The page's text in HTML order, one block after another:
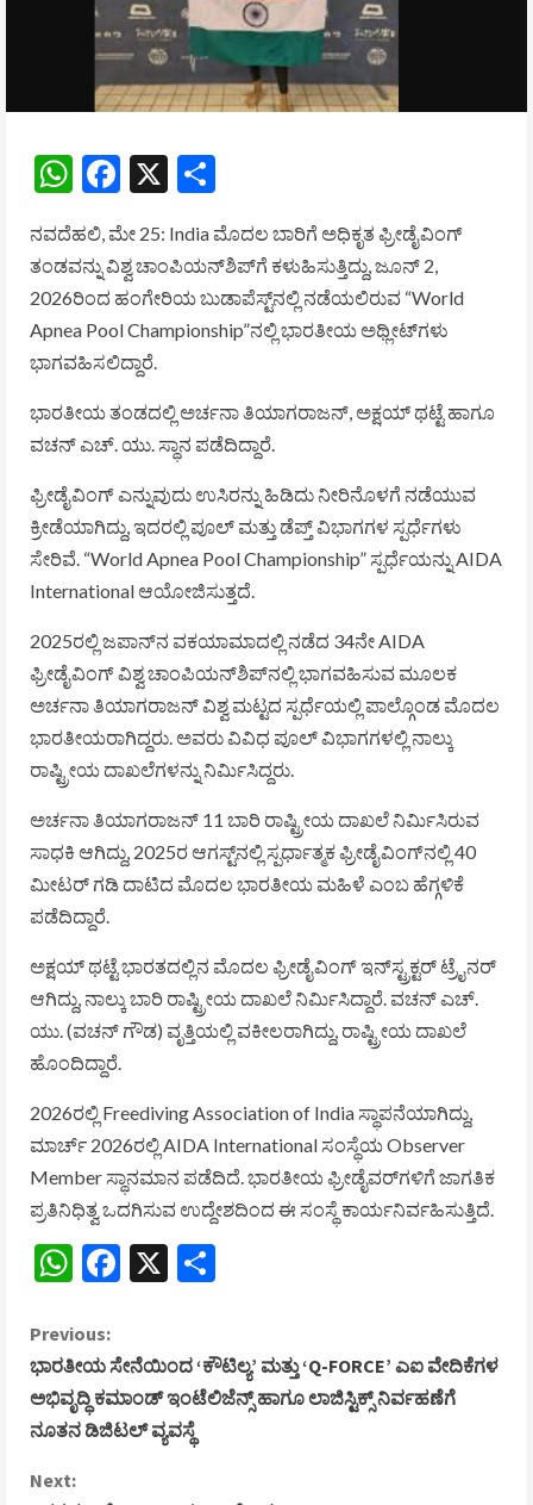
WhatsApp
Facebook
X
ನವದೆಹಲಿ, ಮೇ 25: India ಮೊದಲ ಬಾರಿಗೆ ಅಧಿಕೃತ ಫ್ರೀಡೈವಿಂಗ್
ತಂಡವನ್ನು ವಿಶ್ವ ಚಾಂಪಿಯನ್‌ಶಿಪ್‌ಗೆ ಕಳುಹಿಸುತ್ತಿದ್ದು, ಜೂನ್ 2,
2026ರಿಂದ ಹಂಗೇರಿಯ ಬುಡಾಪೆಸ್ಟ್‌ನಲ್ಲಿ ನಡೆಯಲಿರುವ “World
Apnea Pool Championship”ನಲ್ಲಿ ಭಾರತೀಯ ಅಥ್ಲೀಟ್‌ಗಳು
ಭಾಗವಹಿಸಲಿದ್ದಾರೆ.
ಭಾರತೀಯ ತಂಡದಲ್ಲಿ ಅರ್ಚನಾ ತಿಯಾಗರಾಜನ್, ಅಕ್ಷಯ್ ಥಟ್ಟೆ ಹಾಗೂ
ವಚನ್ ಎಚ್. ಯು.ಸ್ಥಾನ ಪಡೆದಿದ್ದಾರೆ.
ಫ್ರೀಡೈವಿಂಗ್ ಎನ್ನುವುದು ಉಸಿರನ್ನು ಹಿಡಿದು ನೀರಿನೊಳಗೆ ನಡೆಯುವ
ಕ್ರೀಡೆಯಾಗಿದ್ದು, ಇದರಲ್ಲಿ ಪೂಲ್ ಮತ್ತು ಡೆಪ್ತ್ ವಿಭಾಗಗಳ ಸ್ಪರ್ಧೆಗಳು
ಸೇರಿವೆ. “World Apnea Pool Championship” ಸ್ಪರ್ಧೆಯನ್ನುAIDA
International ಆಯೋಜಿಸುತ್ತದೆ.
2025ರಲ್ಲಿ ಜಪಾನ್‌ನ ವಕಯಾಮಾದಲ್ಲಿ ನಡೆದ 34ನೇ AIDA
ಫ್ರೀಡೈವಿಂಗ್ ವಿಶ್ವ ಚಾಂಪಿಯನ್‌ಶಿಪ್‌ನಲ್ಲಿ ಭಾಗವಹಿಸುವ ಮೂಲಕ
ಅರ್ಚನಾ ತಿಯಾಗರಾಜನ್ ವಿಶ್ವ ಮಟ್ಟದ ಸ್ಪರ್ಧೆಯಲ್ಲಿ ಪಾಲ್ಗೊಂಡ ಮೊದಲ
ಭಾರತೀಯರಾಗಿದ್ದರು. ಅವರು ವಿವಿಧ ಪೂಲ್ ವಿಭಾಗಗಳಲ್ಲಿ ನಾಲ್ಕು
ರಾಷ್ಟ್ರೀಯ ದಾಖಲೆಗಳನ್ನು ನಿರ್ಮಿಸಿದ್ದರು.
ಅರ್ಚನಾ ತಿಯಾಗರಾಜನ್ 11 ಬಾರಿ ರಾಷ್ಟ್ರೀಯ ದಾಖಲೆ ನಿರ್ಮಿಸಿರುವ
ಸಾಧಕಿ ಆಗಿದ್ದು, 2025ರ ಆಗಸ್ಟ್‌ನಲ್ಲಿ ಸ್ಪರ್ಧಾತ್ಮಕ ಫ್ರೀಡೈವಿಂಗ್‌ನಲ್ಲಿ 40
ಮೀಟರ್ ಗಡಿ ದಾಟಿದ ಮೊದಲ ಭಾರತೀಯ ಮಹಿಳೆ ಎಂಬ ಹೆಗ್ಗಳಿಕೆ
ಪಡೆದಿದ್ದಾರೆ.
ಅಕ್ಷಯ್ ಥಟ್ಟೆ ಭಾರತದಲ್ಲಿನ ಮೊದಲ ಫ್ರೀಡೈವಿಂಗ್ ಇನ್‌ಸ್ಟ್ರಕ್ಟರ್ ಟ್ರೈನರ್
ಆಗಿದ್ದು, ನಾಲ್ಕು ಬಾರಿ ರಾಷ್ಟ್ರೀಯ ದಾಖಲೆ ನಿರ್ಮಿಸಿದ್ದಾರೆ. ವಚನ್ ಎಚ್.
ಯು. (ವಚನ್ ಗೌಡ) ವೃತ್ತಿಯಲ್ಲಿ ವಕೀಲರಾಗಿದ್ದು, ರಾಷ್ಟ್ರೀಯ ದಾಖಲೆ
ಹೊಂದಿದ್ದಾರೆ.
2026ರಲ್ಲಿ Freediving Association of Indiaಸ್ಥಾಪನೆಯಾಗಿದ್ದು,
ಮಾರ್ಚ್ 2026ರಲ್ಲಿ AIDA International ಸಂಸ್ಥೆಯ Observer
Member ಸ್ಥಾನಮಾನ ಪಡೆದಿದೆ. ಭಾರತೀಯ ಫ್ರೀಡೈವರ್‌ಗಳಿಗೆ ಜಾಗತಿಕ
ಪ್ರತಿನಿಧಿತ್ವ ಒದಗಿಸುವ ಉದ್ದೇಶದಿಂದ ಈ ಸಂಸ್ಥೆ ಕಾರ್ಯನಿರ್ವಹಿಸುತ್ತಿದೆ.
WhatsApp
Facebook
X
C
o
n
t
Previous:
ಭಾರತೀಯ ಸೇನೆಯಿಂದ ‘ಕೌಟಿಲ್ಯ’ ಮತ್ತು ‘Q-FORCE’ ಎಐ ವೇದಿಕೆಗಳ
ಅಭಿವೃದ್ಧಿ ಕಮಾಂಡ್ ಇಂಟೆಲಿಜೆನ್ಸ್ ಹಾಗೂ ಲಾಜಿಸ್ಟಿಕ್ಸ್ ನಿರ್ವಹಣೆಗೆ
ನೂತನ ಡಿಜಿಟಲ್ ವ್ಯವಸ್ಥೆ
Next: